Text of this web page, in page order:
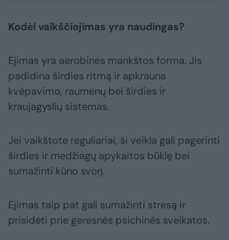
Kodėl vaikščiojimas yra naudingas?
Ėjimas yra aerobinės mankštos forma. Jis
padidina širdies ritmą ir apkrauna
kvėpavimo, raumenų bei širdies ir
kraujagyslių sistemas.
Jei vaikštote reguliariai, ši veikla gali pagerinti
širdies ir medžiagų apykaitos būklę bei
sumažinti kūno svorį.
Ėjimas taip pat gali sumažinti stresą ir
prisidėti prie geresnės psichinės sveikatos.